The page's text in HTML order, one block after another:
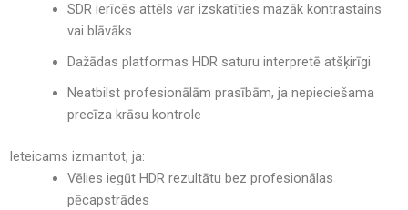
SDR ierīcēs attēls var izskatīties mazāk kontrastains
vai blāvāks
Dažādas platformas HDR saturu interpretē atšķirīgi
Neatbilst profesionālām prasībām, ja nepieciešama
precīza krāsu kontrole
Ieteicams izmantot, ja:
Vēlies iegūt HDR rezultātu bez profesionālas
pēcapstrādes